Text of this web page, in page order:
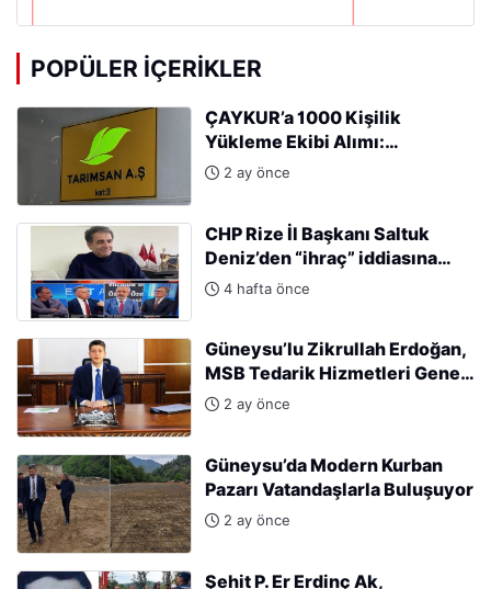
POPÜLER İÇERIKLER
ÇAYKUR’a 1000 Kişilik
Yükleme Ekibi Alımı:
Başvurular Başladı
2 ay önce
CHP Rize İl Başkanı Saltuk
Deniz’den “ihraç” iddiasına
sert tepki: “Kararları Sinan
4 hafta önce
Güneysu’lu Zikrullah Erdoğan,
MSB Tedarik Hizmetleri Genel
Müdürlüğü’ne atandı.
2 ay önce
Güneysu’da Modern Kurban
Pazarı Vatandaşlarla Buluşuyor
2 ay önce
Şehit P. Er Erdinç Ak,